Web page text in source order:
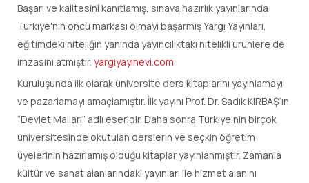
Başarı ve kalitesini kanıtlamış, sınava hazırlık yayınlarında
Türkiye'nin öncü markası olmayı başarmış Yargı Yayınları,
eğitimdeki niteliğin yanında yayıncılıktaki nitelikli ürünlere de
imzasını atmıştır. yargiyayinevi.com
Kuruluşunda ilk olarak üniversite ders kitaplarını yayınlamayı
ve pazarlamayı amaçlamıştır. İlk yayını Prof. Dr. Sadık KIRBAŞ’ın
“Devlet Malları” adlı eseridir. Daha sonra Türkiye’nin birçok
üniversitesinde okutulan derslerin ve seçkin öğretim
üyelerinin hazırlamış olduğu kitaplar yayınlanmıştır. Zamanla
kültür ve sanat alanlarındaki yayınları ile hizmet alanını